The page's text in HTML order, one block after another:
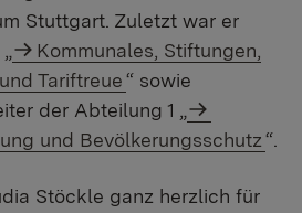
Stuttgart. Zuletzt war er
Kommunales, Stiftungen,
Tariftreue“ sowie
der Abteilung 1 „
und Bevölkerungsschutz“.
Stöckle ganz herzlich für